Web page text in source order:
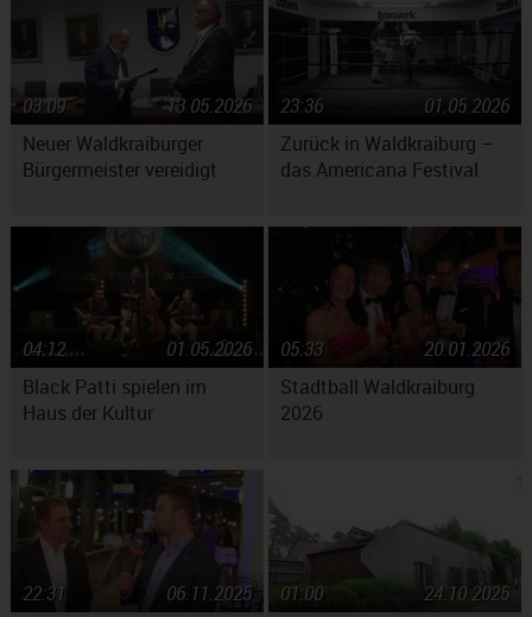
Neuer Waldkraiburger
Bürgermeister vereidigt
13.05.2026
03:09
Zurück in Waldkraiburg –
das Americana Festival
01.05.2026
23:36
Black Patti spielen im
Haus der Kultur
01.05.2026
04:12
Stadtball Waldkraiburg
2026
20.01.2026
05:33
06.11.2025
22:31
24.10.2025
01:00